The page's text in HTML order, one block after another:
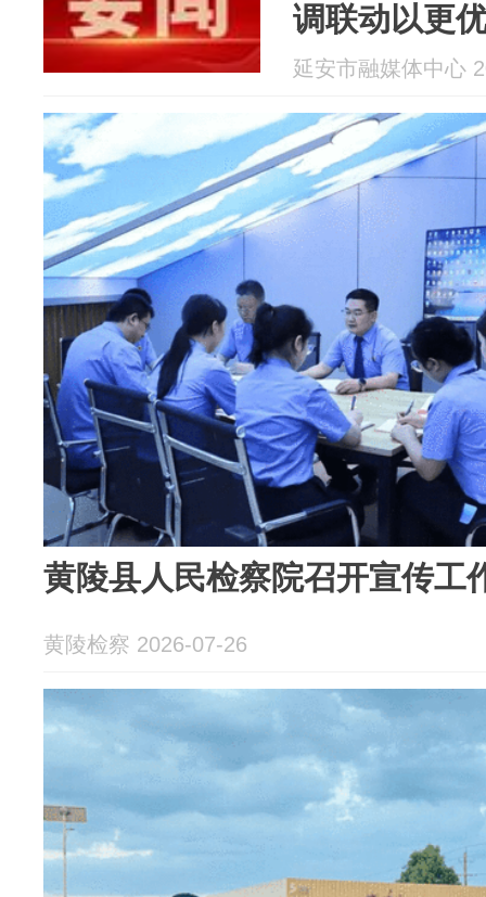
调联动以更
提速提效
延安市融媒体中心
黄陵县人民检察院召开宣传工
黄陵检察 2026-07-26